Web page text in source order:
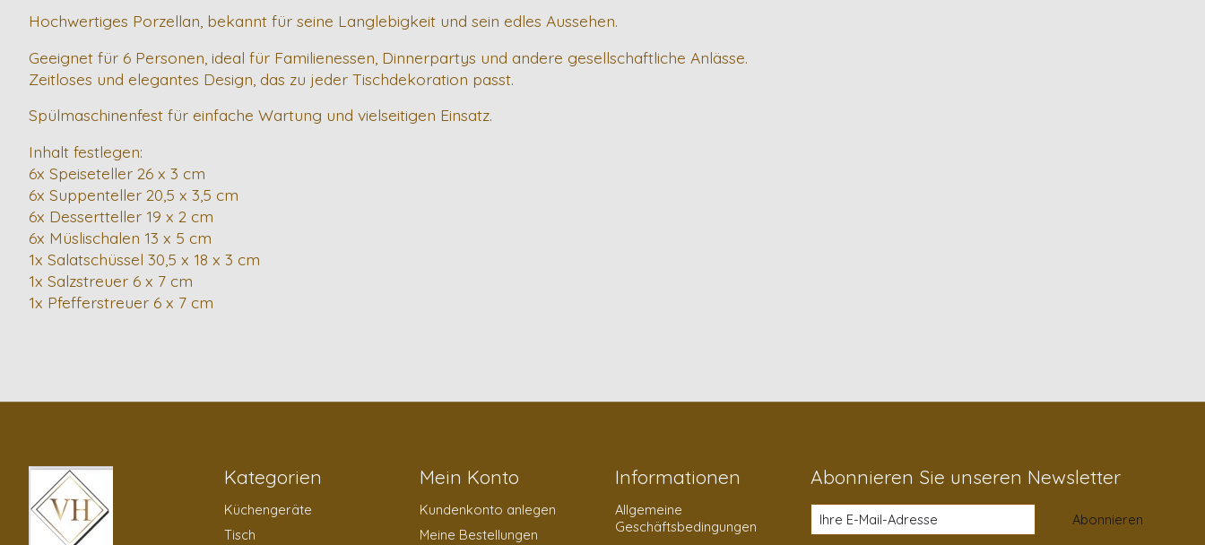
Hochwertiges Porzellan, bekannt für seine Langlebigkeit und sein edles Aussehen.
Geeignet für 6 Personen, ideal für Familienessen, Dinnerpartys und andere gesellschaftliche Anlässe.
Zeitloses und elegantes Design, das zu jeder Tischdekoration passt.
Spülmaschinenfest für einfache Wartung und vielseitigen Einsatz.
Inhalt festlegen:
6x Speiseteller 26 x 3 cm
6x Suppenteller 20,5 x 3,5 cm
6x Dessertteller 19 x 2 cm
6x Müslischalen 13 x 5 cm
1x Salatschüssel 30,5 x 18 x 3 cm
1x Salzstreuer 6 x 7 cm
1x Pfefferstreuer 6 x 7 cm
Kategorien
Küchengeräte
Tisch
Mein Konto
Kundenkonto anlegen
Meine Bestellungen
Informationen
Allgemeine
Geschäftsbedingungen
Abonnieren Sie unseren Newsletter
Abonnieren